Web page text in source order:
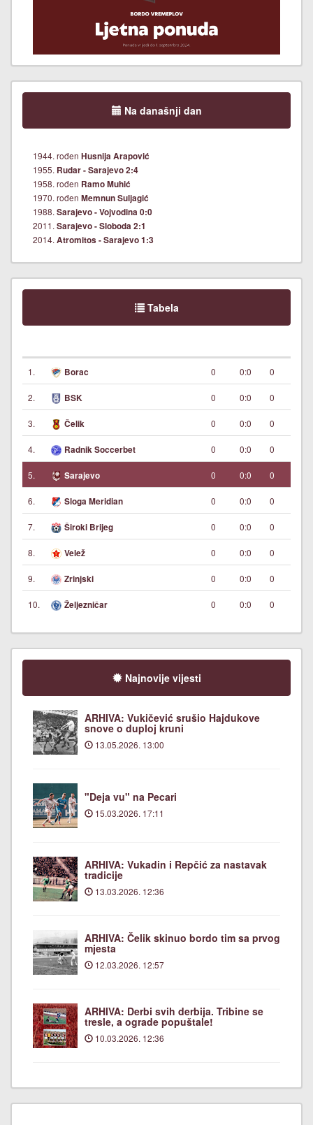
Na današnji dan
1944. rođen Husnija Arapović
1955. Rudar - Sarajevo 2:4
1958. rođen Ramo Muhić
1970. rođen Memnun Suljagić
1988. Sarajevo - Vojvodina 0:0
2011. Sarajevo - Sloboda 2:1
2014. Atromitos - Sarajevo 1:3
Tabela
1. Borac 0 0:0 0
2. BSK 0 0:0 0
3. Čelik 0 0:0 0
4. Radnik Soccerbet 0 0:0 0
5. Sarajevo 0 0:0 0
6. Sloga Meridian 0 0:0 0
7. Široki Brijeg 0 0:0 0
8. Velež 0 0:0 0
9. Zrinjski 0 0:0 0
10. Željezničar 0 0:0 0
Najnovije vijesti
ARHIVA: Vukičević srušio Hajdukove
snove o duploj kruni
13.05.2026. 13:00
"Deja vu" na Pecari
15.03.2026. 17:11
ARHIVA: Vukadin i Repčić za nastavak
tradicije
13.03.2026. 12:36
ARHIVA: Čelik skinuo bordo tim sa prvog
mjesta
12.03.2026. 12:57
ARHIVA: Derbi svih derbija. Tribine se
tresle, a ograde popuštale!
10.03.2026. 12:36